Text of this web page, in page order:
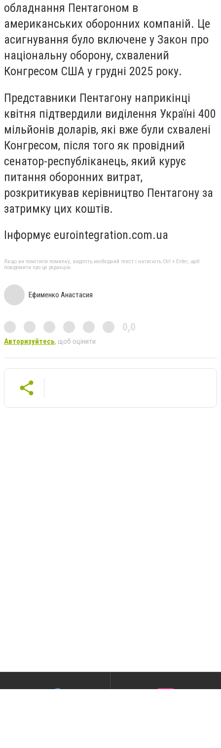
обладнання Пентагоном в
американських оборонних компаній. Це
асигнування було включене у Закон про
національну оборону, схвалений
Конгресом США у грудні 2025 року.
Представники Пентагону наприкінці
квітня підтвердили виділення Україні 400
мільйонів доларів, які вже були схвалені
Конгресом, після того як провідний
сенатор-республіканець, який курує
питання оборонних витрат,
розкритикував керівництво Пентагону за
затримку цих коштів.
Інформує eurointegration.com.ua
Якщо ви помітили помилку, виділіть необхідний текст і натисніть Ctrl + Enter, щоб
повідомити про це редакцію
Ефименко Анастасия
0,0
Авторизуйтесь, щоб оцінити